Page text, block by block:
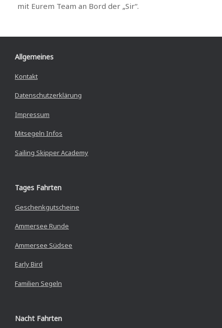
mit Eurem Team an Bord der „Sir“.
Allgemeines
Kontakt
Datenschutzerklärung
Impressum
Mitsegeln Infos
Sailing Skipper Academy
Tages Fahrten
Geschenkgutscheine
Ammersee Runde
Ammersee Südsee
Early Bird
Familien Segeln
Nacht Fahrten